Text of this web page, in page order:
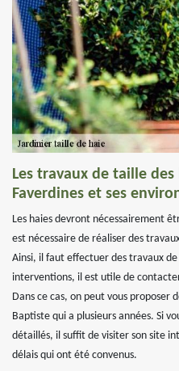
Les travaux de taille
Faverdines et ses
Les haies devront nécessairement
est nécessaire de réaliser des
Ainsi, il faut effectuer des travaux
interventions, il est utile de
Dans ce cas, on peut vous proposer
Baptiste qui a plusieurs années. Si
détaillés, il suffit de visiter son site
délais qui ont été convenus.